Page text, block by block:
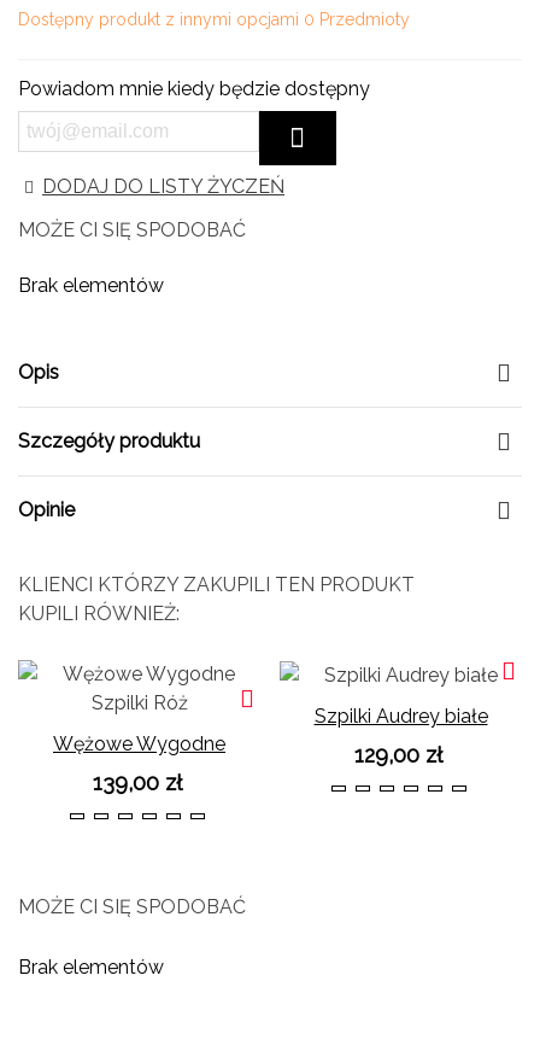
Dostępny produkt z innymi opcjami 0 Przedmioty
Powiadom mnie kiedy będzie dostępny
DODAJ DO LISTY ŻYCZEŃ
MOŻE CI SIĘ SPODOBAĆ
Brak elementów
Opis
Szczegóły produktu
Opinie
KLIENCI KTÓRZY ZAKUPILI TEN PRODUKT
KUPILI RÓWNIEŻ:
Wężowe Wygodne
Szpilki Róż
139,00 zł
363738394041
Szpilki Audrey białe
129,00 zł
363738394041
MOŻE CI SIĘ SPODOBAĆ
Brak elementów